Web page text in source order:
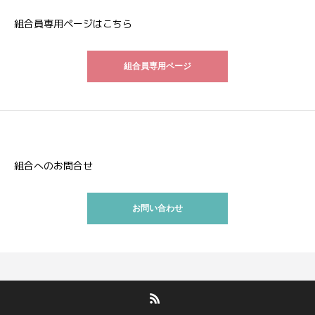
組合員専用ページはこちら
組合員専用ページ
組合へのお問合せ
お問い合わせ